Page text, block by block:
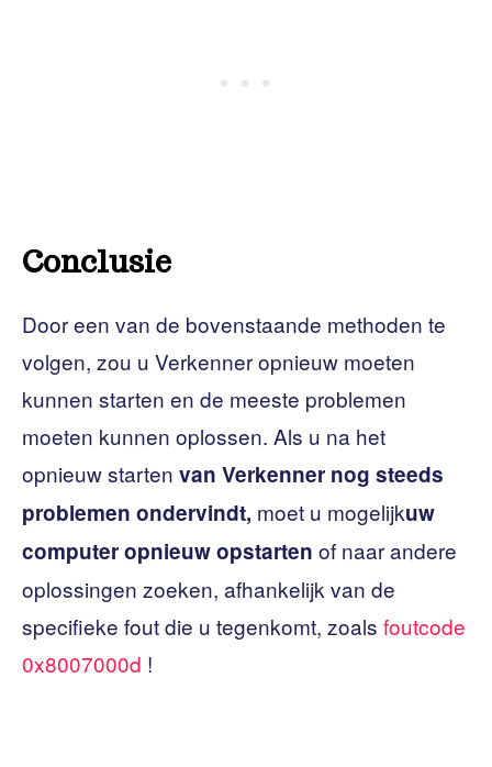
Conclusie
Door een van de bovenstaande methoden te
volgen, zou u Verkenner opnieuw moeten
kunnen starten en de meeste problemen
moeten kunnen oplossen. Als u na het
opnieuw starten van Verkenner nog steeds
problemen ondervindt, moet u mogelijkuw
computer opnieuw opstarten of naar andere
oplossingen zoeken, afhankelijk van de
specifieke fout die u tegenkomt, zoals foutcode
0x8007000d !